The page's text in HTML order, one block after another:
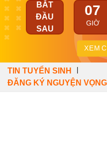
BẮT
ĐẦU
SAU
07
GIỜ
XEM
TIN TUYỂN SINH
ĐĂNG KÝ NGUYỆN